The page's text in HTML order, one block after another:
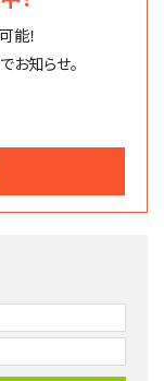
能！
お知らせ。